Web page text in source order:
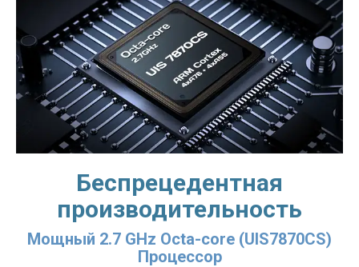
Беспрецедентная
производительность
Мощный 2.7 GHz Octa-core (UIS7870CS)
Процессор